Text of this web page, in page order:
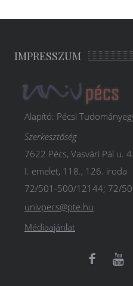
IMPRESSZUM
Alapító: Pécsi
Szerkesztőség
7622 Pécs, Vasvári Pál u. 4.
I. emelet, 118., 126. iroda
72/501-500/12144; 72/
univpecs@pte.hu
Médiaajánlat